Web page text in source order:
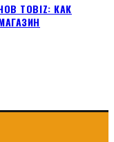
TOBIZ: КАК